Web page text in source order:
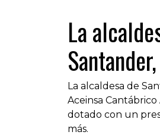
La
La alcaldesa de
Aceinsa
dotado con un
más.